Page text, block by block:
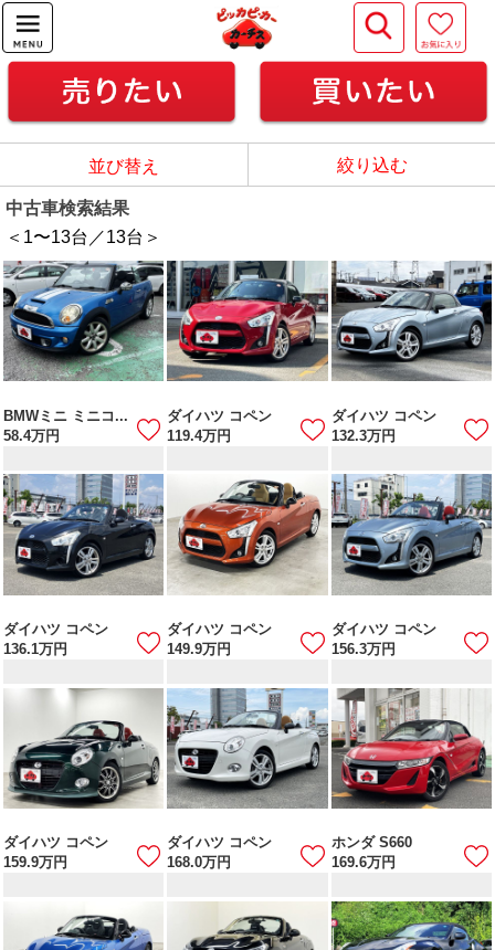
並び替え 絞り込む
中古車検索結果
＜1〜13台／13台＞
BMWミニ ミニコ...
58.4万円
ダイハツ コペン
119.4万円
ダイハツ コペン
132.3万円
ダイハツ コペン
136.1万円
ダイハツ コペン
149.9万円
ダイハツ コペン
156.3万円
ダイハツ コペン
159.9万円
ダイハツ コペン
168.0万円
ホンダ S660
169.6万円